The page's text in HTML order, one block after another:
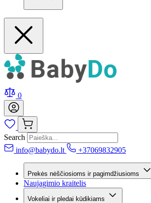
0
Search
info@babydo.lt
+37069832905
Prekės nėščiosioms ir pagimdžiusioms
Naujagimio kraitelis
Vokeliai ir pledai kūdikiams